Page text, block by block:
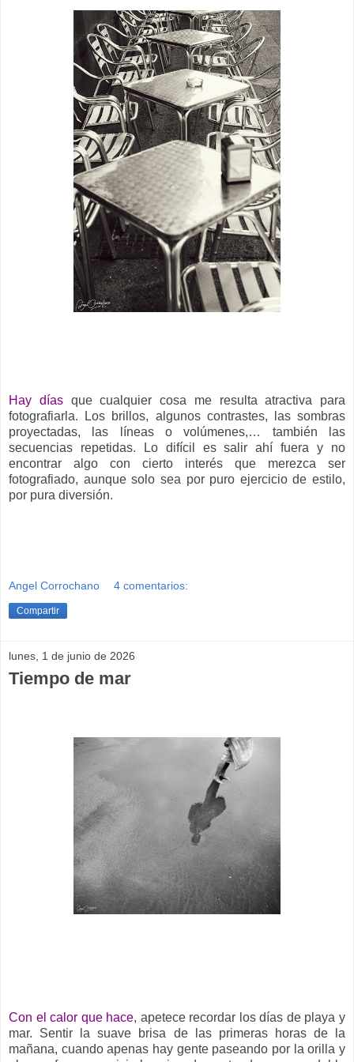
Hay días que cualquier cosa me resulta atractiva para
fotografiarla. Los brillos, algunos contrastes, las sombras
proyectadas, las líneas o volúmenes,… también las
secuencias repetidas. Lo difícil es salir ahí fuera y no
encontrar algo con cierto interés que merezca ser
fotografiado, aunque solo sea por puro ejercicio de estilo,
por pura diversión.
Angel Corrochano 4 comentarios:
Compartir
lunes, 1 de junio de 2026
Tiempo de mar
Con el calor que hace, apetece recordar los días de playa y
mar. Sentir la suave brisa de las primeras horas de la
mañana, cuando apenas hay gente paseando por la orilla y